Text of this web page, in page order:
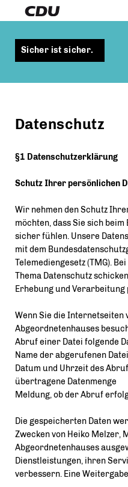
Sicher ist sicher.
Datenschutz
§1 Datenschutzerklärung
Schutz Ihrer persönlichen
Wir nehmen den Schutz
möchten, dass Sie sich
sicher fühlen. Unsere
mit dem
Telemediengesetz (TMG).
Thema Datenschutz
Erhebung und
Wenn Sie die Internetseiten
Abgeordnetenhauses
Abruf einer Datei folgende
Name der abgerufenen Datei
Datum und Uhrzeit des Abruf
übertragene Datenmenge
Meldung, ob der Abruf
Die gespeicherten Daten
Zwecken von Heiko Melzer,
Abgeordnetenhauses
Dienstleistungen, ihren
verbessern. Eine